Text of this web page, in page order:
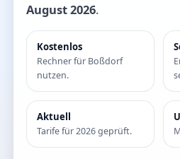
August 2026.
Kostenlos
Rechner für Boßdorf
nutzen.
Aktuell
Tarife für 2026 geprüft.